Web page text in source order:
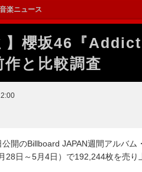
音楽ニュース
】櫻坂46『
作と比較調査
開のBillboard JAPAN週間アルバム
28日～5月4日）で192,244枚を売り